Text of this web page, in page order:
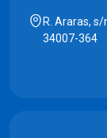
R. Araras,
34007-364